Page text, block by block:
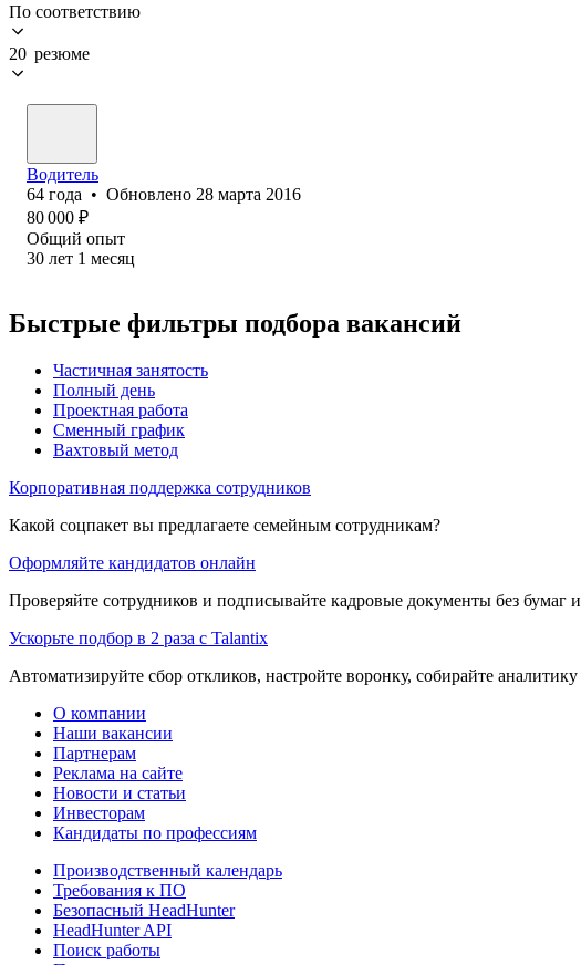
По соответствию
20 резюме
Водитель
64 года • Обновлено 28 марта 2016
80 000 ₽
Общий опыт
30 лет 1 месяц
Быстрые фильтры подбора вакансий
Частичная занятость
Полный день
Проектная работа
Сменный график
Вахтовый метод
Корпоративная поддержка сотрудников
Какой соцпакет вы предлагаете семейным сотрудникам?
Оформляйте кандидатов онлайн
Проверяйте сотрудников и подписывайте кадровые документы без бумаг
Ускорьте подбор в 2 раза с Talantix
Автоматизируйте сбор откликов, настройте воронку, собирайте
О компании
Наши вакансии
Партнерам
Реклама на сайте
Новости и статьи
Инвесторам
Кандидаты по профессиям
Производственный календарь
Требования к ПО
Безопасный HeadHunter
HeadHunter API
Поиск работы